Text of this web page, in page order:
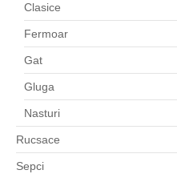
Clasice
Fermoar
Gat
Gluga
Nasturi
Rucsace
Sepci